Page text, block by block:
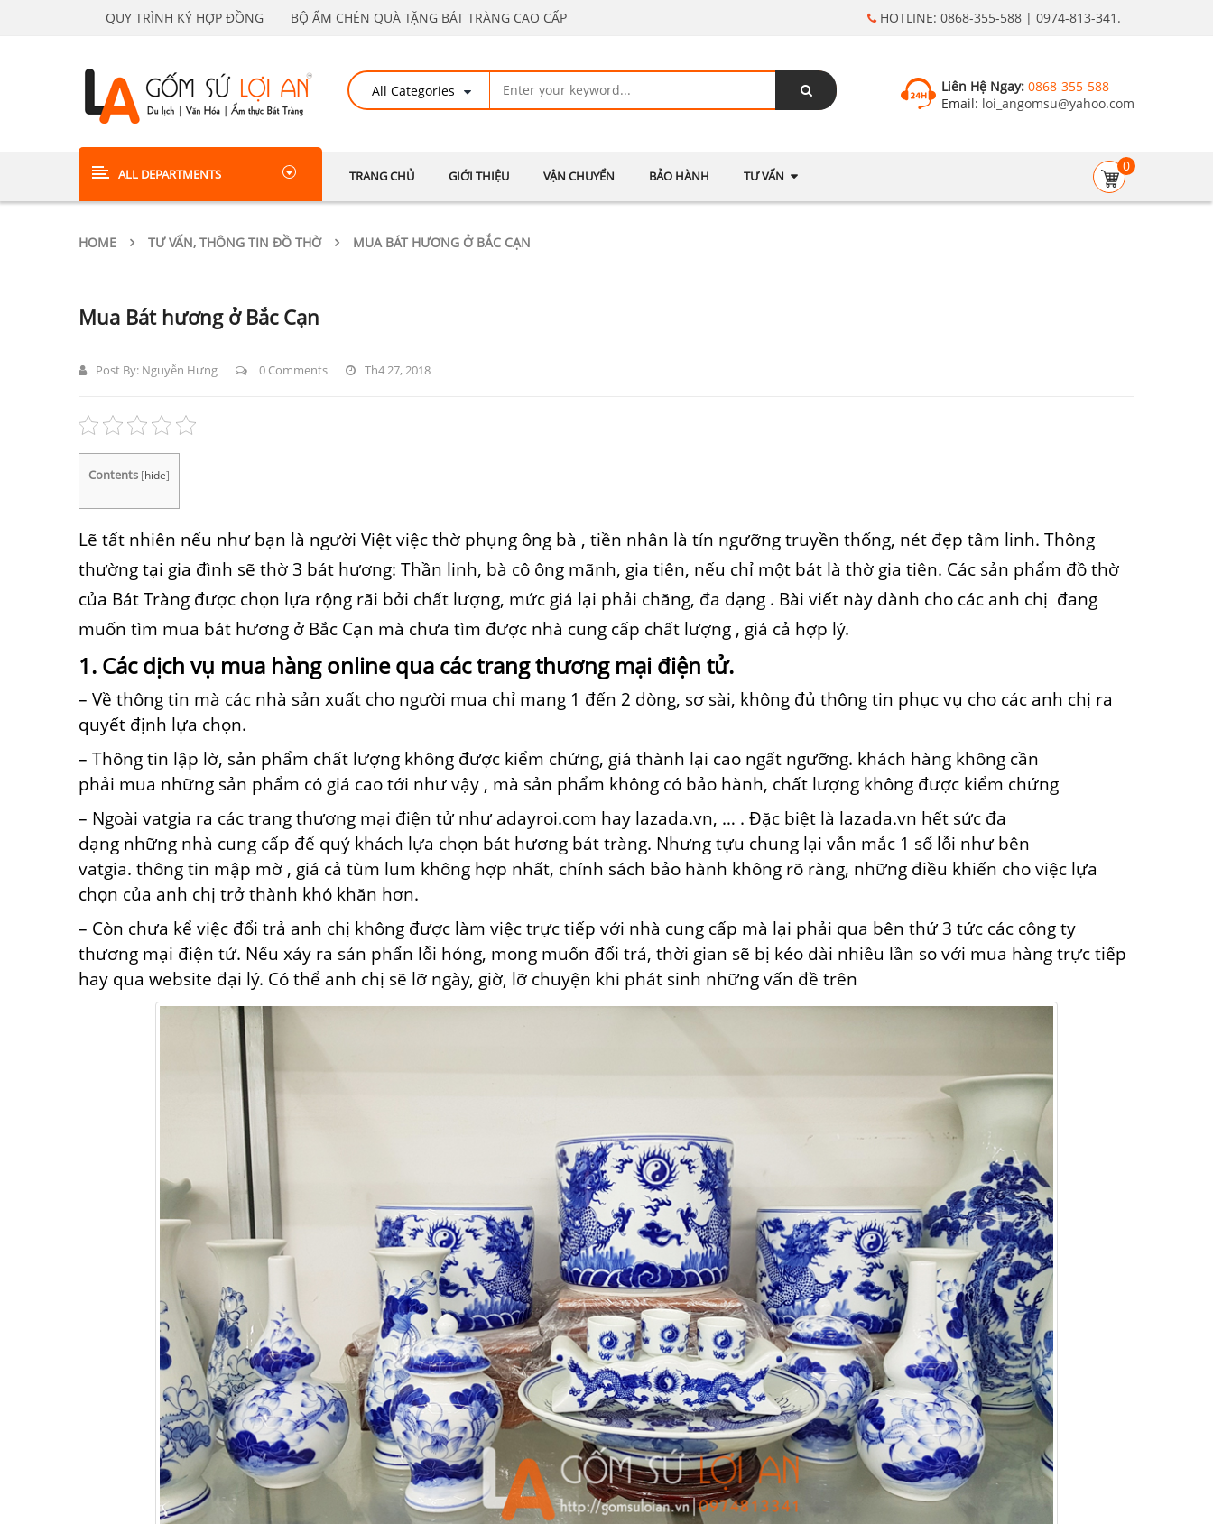
QUY TRÌNH KÝ HỢP ĐỒNG BỘ ẤM CHÉN QUÀ TẶNG BÁT TRÀNG CAO CẤP HOTLINE: 0868-355-588 | 0974-813-341.
Liên Hệ Ngay: 0868-355-588
Email: loi_angomsu@yahoo.com
ALL DEPARTMENTS TRANG CHỦ GIỚI THIỆU VẬN CHUYỂN BẢO HÀNH TƯ VẤN
0
HOME TƯ VẤN, THÔNG TIN ĐỒ THỜ MUA BÁT HƯƠNG Ở BẮC CẠN
Mua Bát hương ở Bắc Cạn
Post By: Nguyễn Hưng 0 Comments Th4 27, 2018
Contents [hide]
Lẽ tất nhiên nếu như bạn là người Việt việc thờ phụng ông bà , tiền nhân là tín ngưỡng truyền thống, nét đẹp tâm linh. Thông
thường tại gia đình sẽ thờ 3 bát hương: Thần linh, bà cô ông mãnh, gia tiên, nếu chỉ một bát là thờ gia tiên. Các sản phẩm đồ thờ
của Bát Tràng được chọn lựa rộng rãi bởi chất lượng, mức giá lại phải chăng, đa dạng . Bài viết này dành cho các anh chị đang
muốn tìm mua bát hương ở Bắc Cạn mà chưa tìm được nhà cung cấp chất lượng , giá cả hợp lý.
1. Các dịch vụ mua hàng online qua cáctrangthương mại điện tử.
– Về thông tin mà các nhà sản xuất cho người mua chỉ mang 1 đến 2 dòng, sơ sài, không đủ thông tin phục vụ cho các anh chị ra
quyết định lựa chọn.
– Thông tin lập lờ, sản phẩm chất lượng không được kiểm chứng, giá thành lại cao ngất ngưỡng. khách hàng không cần
phải mua những sản phẩm có giá cao tới như vậy , mà sản phẩm không có bảo hành, chất lượng không được kiểm chứng
– Ngoài vatgia ra các trang thương mại điện tử như adayroi.com hay lazada.vn, … . Đặc biệt là lazada.vn hết sức đa
dạng những nhà cung cấp để quý khách lựa chọn bát hương bát tràng. Nhưng tựu chung lại vẫn mắc 1 số lỗi như bên
vatgia. thông tin mập mờ , giá cả tùm lum không hợp nhất, chính sách bảo hành không rõ ràng, những điều khiến cho việc lựa
chọn của anh chị trở thành khó khăn hơn.
– Còn chưa kể việc đổi trả anh chị không được làm việc trực tiếp với nhà cung cấp mà lại phải qua bên thứ 3 tức các công ty
thương mại điện tử. Nếu xảy ra sản phẩn lỗi hỏng, mong muốn đổi trả, thời gian sẽ bị kéo dài nhiều lần so với mua hàng trực tiếp
hay qua website đại lý. Có thể anh chị sẽ lỡ ngày, giờ, lỡ chuyện khi phát sinh những vấn đề trên